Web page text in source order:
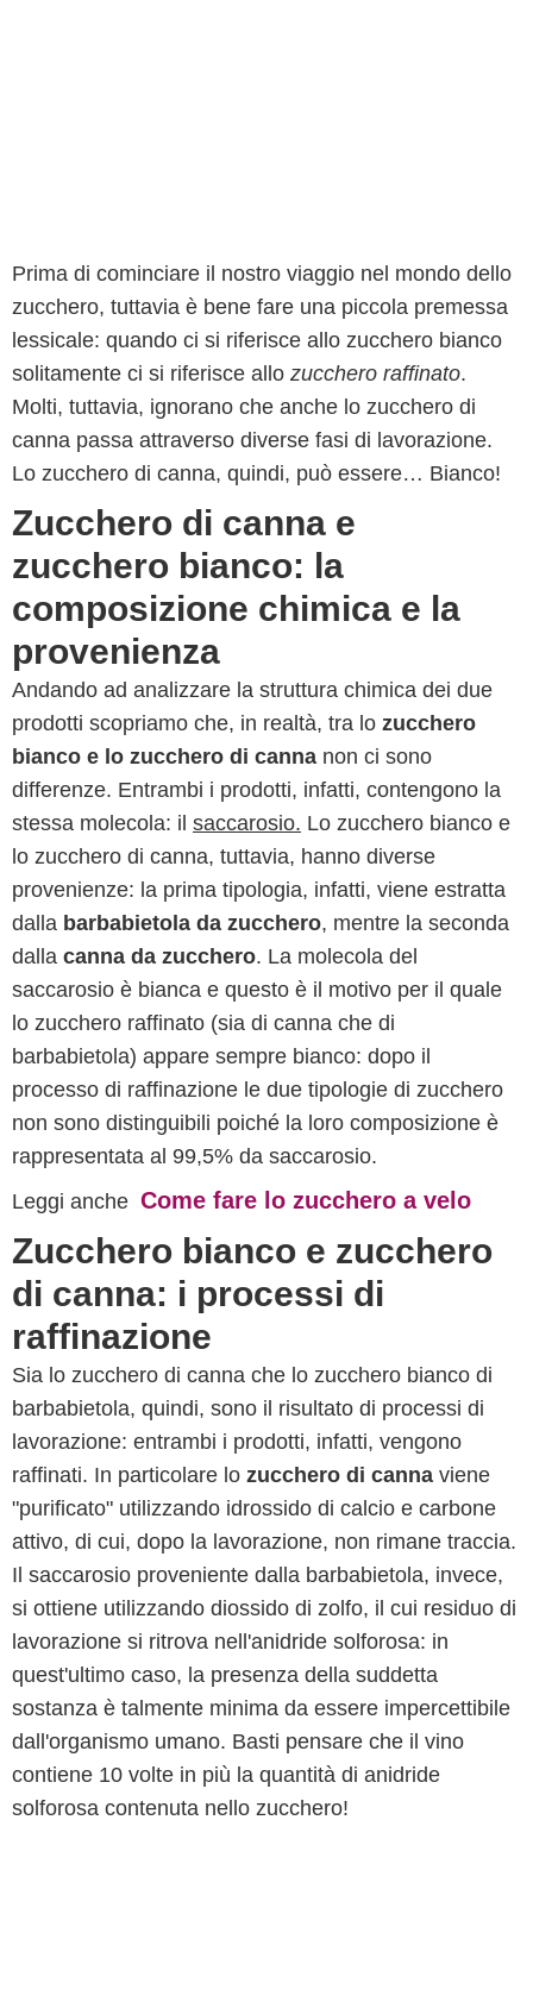
Prima di cominciare il nostro viaggio nel mondo dello
zucchero, tuttavia è bene fare una piccola premessa
lessicale: quando ci si riferisce allo zucchero bianco
solitamente ci si riferisce allo zucchero raffinato.
Molti, tuttavia, ignorano che anche lo zucchero di
canna passa attraverso diverse fasi di lavorazione.
Lo zucchero di canna, quindi, può essere… Bianco!
Zucchero di canna e
zucchero bianco: la
composizione chimica e la
provenienza
Andando ad analizzare la struttura chimica dei due
prodotti scopriamo che, in realtà, tra lo zucchero
bianco e lo zucchero di canna non ci sono
differenze. Entrambi i prodotti, infatti, contengono la
stessa molecola: il saccarosio. Lo zucchero bianco e
lo zucchero di canna, tuttavia, hanno diverse
provenienze: la prima tipologia, infatti, viene estratta
dalla barbabietola da zucchero, mentre la seconda
dalla canna da zucchero. La molecola del
saccarosio è bianca e questo è il motivo per il quale
lo zucchero raffinato (sia di canna che di
barbabietola) appare sempre bianco: dopo il
processo di raffinazione le due tipologie di zucchero
non sono distinguibili poiché la loro composizione è
rappresentata al 99,5% da saccarosio.
Leggi anche Come fare lo zucchero a velo
Zucchero bianco e zucchero
di canna: i processi di
raffinazione
Sia lo zucchero di canna che lo zucchero bianco di
barbabietola, quindi, sono il risultato di processi di
lavorazione: entrambi i prodotti, infatti, vengono
raffinati. In particolare lo zucchero di canna viene
"purificato" utilizzando idrossido di calcio e carbone
attivo, di cui, dopo la lavorazione, non rimane traccia.
Il saccarosio proveniente dalla barbabietola, invece,
si ottiene utilizzando diossido di zolfo, il cui residuo di
lavorazione si ritrova nell'anidride solforosa: in
quest'ultimo caso, la presenza della suddetta
sostanza è talmente minima da essere impercettibile
dall'organismo umano. Basti pensare che il vino
contiene 10 volte in più la quantità di anidride
solforosa contenuta nello zucchero!